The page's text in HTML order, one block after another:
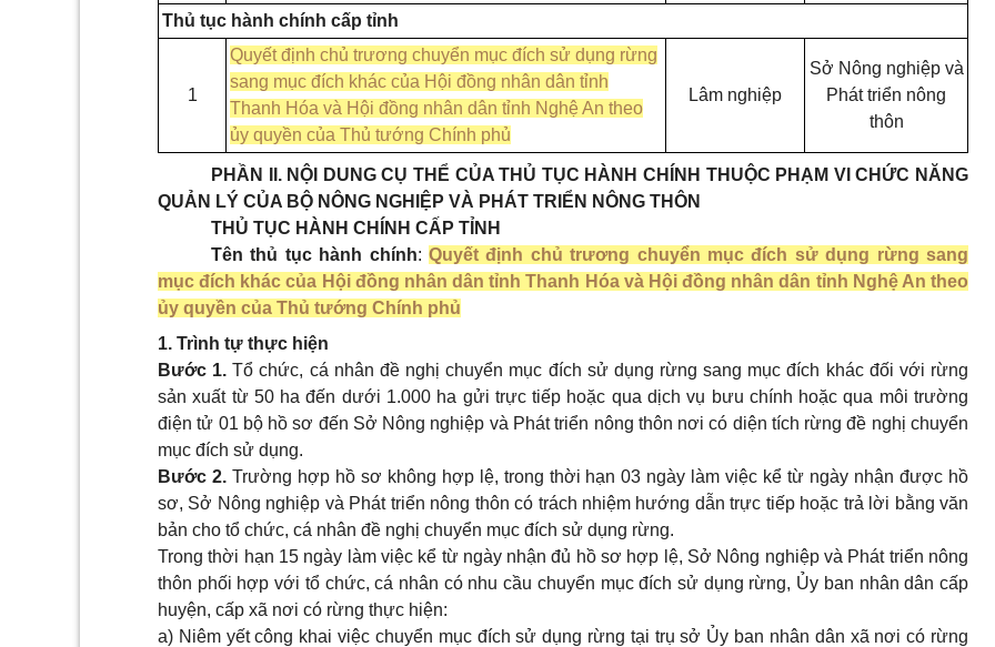
Thủ tục hành chính cấp tỉnh
1
Quyết định chủ trương chuyển mục đích sử dụng rừng
sang mục đích khác của Hội đồng nhân dân tỉnh
Thanh Hóa và Hội đồng nhân dân tỉnh Nghệ An theo
ủy quyền của Thủ tướng Chính phủ
Lâm nghiệp
Sở Nông nghiệp và
Phát triển nông
thôn
PHẦN II. NỘI DUNG CỤ THỂ CỦA THỦ TỤC HÀNH CHÍNH THUỘC PHẠM VI CHỨC NĂNG
QUẢN LÝ CỦA BỘ NÔNG NGHIỆP VÀ PHÁT TRIỂN NÔNG THÔN
THỦ TỤC HÀNH CHÍNH CẤP TỈNH
Tên thủ tục hành chính:Quyết định chủ trương chuyển mục đích sử dụng rừng sang
mục đích khác của Hội đồng nhân dân tỉnh Thanh Hóa và Hội đồng nhân dân tỉnh Nghệ An theo
ủy quyền của Thủ tướng Chính phủ
1. Trình tự thực hiện
Bước 1.Tổ chức, cá nhân đề nghị chuyển mục đích sử dụng rừng sang mục đích khác đối với rừng
sản xuất từ 50 ha đến dưới 1.000 ha gửi trực tiếp hoặc qua dịch vụ bưu chính hoặc qua môi trường
điện tử 01 bộ hồ sơ đến Sở Nông nghiệp và Phát triển nông thôn nơi có diện tích rừng đề nghị chuyển
mục đích sử dụng.
Bước 2. Trường hợp hồ sơ không hợp lệ, trong thời hạn 03 ngày làm việc kể từ ngày nhận được hồ
sơ, Sở Nông nghiệp và Phát triển nông thôn có trách nhiệm hướng dẫn trực tiếp hoặc trả lời bằng văn
bản cho tổ chức, cá nhân đề nghị chuyển mục đích sử dụng rừng.
Trong thời hạn 15 ngày làm việc kể từ ngày nhận đủ hồ sơ hợp lệ, Sở Nông nghiệp và Phát triển nông
thôn phối hợp với tổ chức, cá nhân có nhu cầu chuyển mục đích sử dụng rừng, Ủy ban nhân dân cấp
huyện, cấp xã nơi có rừng thực hiện:
a) Niêm yết công khai việc chuyển mục đích sử dụng rừng tại trụ sở Ủy ban nhân dân xã nơi có rừng